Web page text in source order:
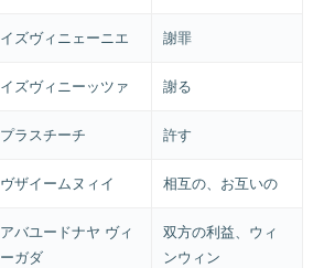
イズヴィニェーニエ 謝罪
イズヴィニーッツァ 謝る
プラスチーチ 許す
ヴザイームヌィイ 相互の、お互いの
アバユードナヤ ヴィ
ーガダ
双方の利益、ウィ
ンウィン